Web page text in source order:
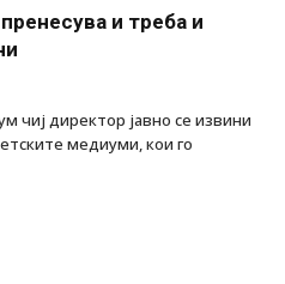
и треба и
чиј директор јавно се извини
медиуми, кои го